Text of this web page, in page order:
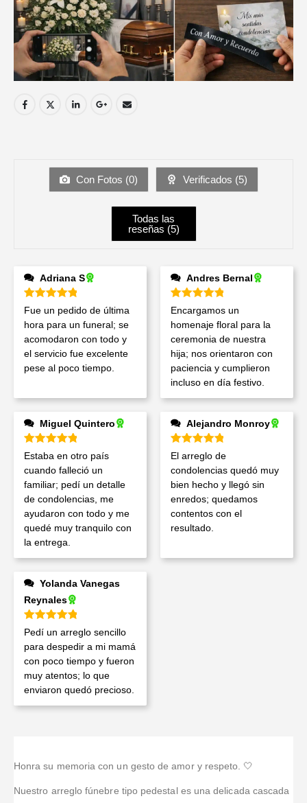
Con Fotos (0) Verificados (5)
Todas las
reseñas (5)
Adriana S
Valorado en5 de 5
Fue un pedido de última
hora para un funeral; se
acomodaron con todo y
el servicio fue excelente
pese al poco tiempo.
Andres Bernal
Valorado en5de 5
Encargamos un
homenaje floral para la
ceremonia de nuestra
hija; nos orientaron con
paciencia y cumplieron
incluso en día festivo.
Miguel Quintero
Valorado en5 de 5
Estaba en otro país
cuando falleció un
familiar; pedí un detalle
de condolencias, me
ayudaron con todo y me
quedé muy tranquilo con
la entrega.
Alejandro Monroy
Valorado en
El arreglo de
condolencias quedó muy
bien hecho y llegó sin
enredos; quedamos
contentos con el
resultado.
Reynales
Valorado en5 de 5
Pedí un arreglo sencillo
para despedir a mi mamá
con poco tiempo y fueron
muy atentos; lo que
enviaron quedó precioso.
Honra su memoria con un gesto de amor y respeto. 🤍
Nuestro arreglo fúnebre tipo pedestal es una delicada cascada